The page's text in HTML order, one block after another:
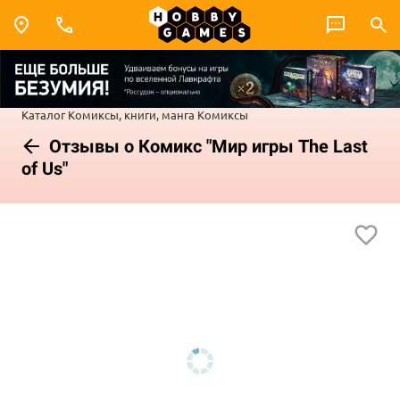
Каталог Комиксы, книги, манга Комиксы
Отзывы о Комикс "Мир игры The Last
of Us"